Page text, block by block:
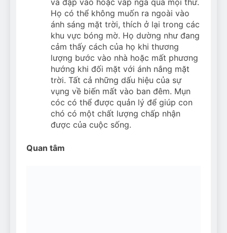
Họ có thể không muốn ra ngoài vào
ánh sáng mặt trời, thích ở lại trong các
khu vực bóng mờ. Họ dường như đang
cảm thấy cách của họ khi thương
lượng bước vào nhà hoặc mất phương
hướng khi đối mặt với ánh nắng mặt
trời. Tất cả những dấu hiệu của sự
vụng về biến mất vào ban đêm. Mụn
cóc có thể được quản lý để giúp con
chó có một chất lượng chấp nhận
được của cuộc sống.
Quan tâm